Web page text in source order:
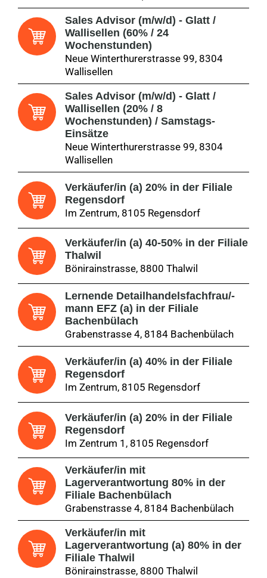
Sales Advisor (m/w/d) - Glatt /
Wallisellen (60% / 24
Wochenstunden)
Neue Winterthurerstrasse 99, 8304
Wallisellen
Sales Advisor (m/w/d) - Glatt /
Wallisellen (20% / 8
Wochenstunden) / Samstags-
Einsätze
Neue Winterthurerstrasse 99, 8304
Wallisellen
Verkäufer/in (a) 20% in der Filiale
Regensdorf
Im Zentrum, 8105 Regensdorf
Verkäufer/in (a) 40-50% in der Filiale
Thalwil
Bönirainstrasse, 8800 Thalwil
Lernende Detailhandelsfachfrau/-
mann EFZ (a) in der Filiale
Bachenbülach
Grabenstrasse 4, 8184 Bachenbülach
Verkäufer/in (a) 40% in der Filiale
Regensdorf
Im Zentrum, 8105 Regensdorf
Verkäufer/in (a) 20% in der Filiale
Regensdorf
Im Zentrum 1, 8105 Regensdorf
Verkäufer/in mit
Lagerverantwortung 80% in der
Filiale Bachenbülach
Grabenstrasse 4, 8184 Bachenbülach
Verkäufer/in mit
Lagerverantwortung (a) 80% in der
Filiale Thalwil
Bönirainstrasse, 8800 Thalwil